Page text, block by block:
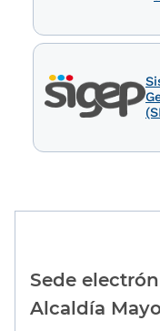
Sede
Alcaldía